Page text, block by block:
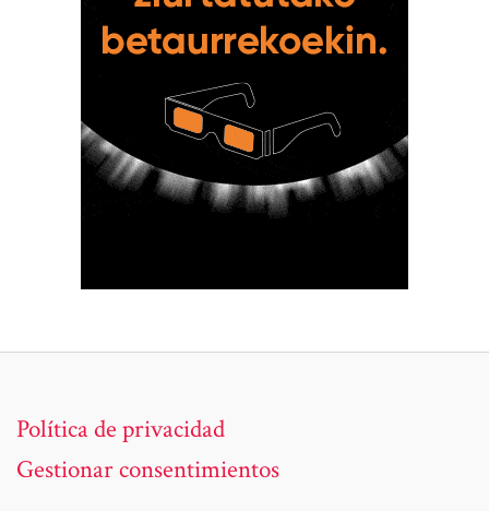
Política de privacidad
Gestionar consentimientos